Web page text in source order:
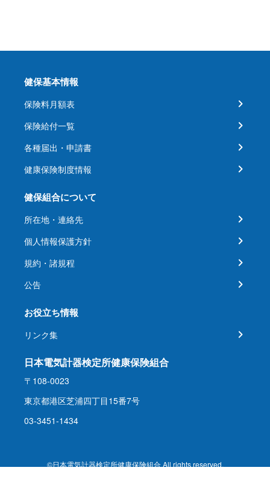
健保基本情報
保険料月額表
保険給付一覧
各種届出・申請書
健康保険制度情報
健保組合について
所在地・連絡先
個人情報保護方針
規約・諸規程
公告
お役立ち情報
リンク集
日本電気計器検定所健康保険組合
〒108-0023
東京都港区芝浦四丁目15番7号
03-3451-1434
©日本電気計器検定所健康保険組合 All rights reserved.